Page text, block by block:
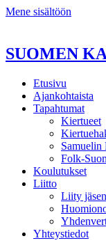
Mene sisältöön
SUOMEN
Etusivu
Ajankohtaista
Tapahtumat
Kiertueet
Samuelin
Folk-
Koulutukset
Liitto
Liity
Yhteystiedot